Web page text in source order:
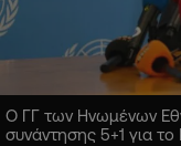
Ο ΓΓ των Ηνωμένων
συνάντησης 5+1 για το